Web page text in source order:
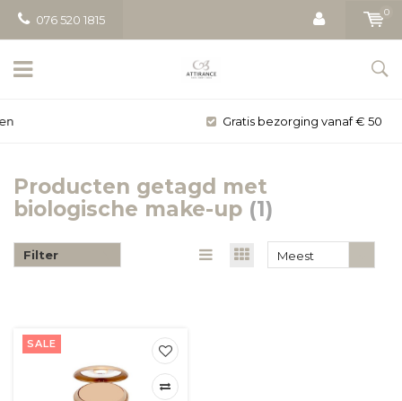
076 520 1815
0
Gratis bezorging vanaf € 50
Producten getagd met
biologische make-up (1)
Filter
Meest
SALE